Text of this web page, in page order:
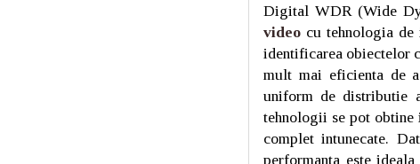
Digital WDR (Wide
video cu tehnologia
identificarea obiectelor
mult mai eficienta de
uniform de distributie
tehnologii se pot
complet intunecate.
performanta este